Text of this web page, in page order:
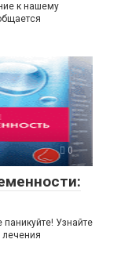
к нашему
0
Узнайте